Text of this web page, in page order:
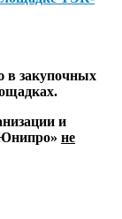
в закупочных
и
не